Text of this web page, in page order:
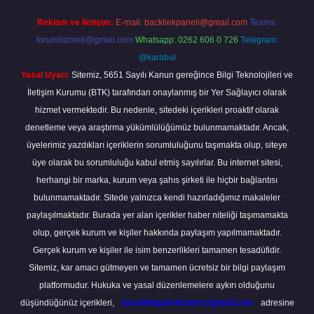
Reklam ve İletişim: E-mail: backlinkpaneli@gmail.com Teams:
forumhizmeti@gmail.com Whatsapp: 0262 606 0 726 Telegram:
@karabul
Yasal Uyarı: Sitemiz, 5651 Sayılı Kanun gereğince Bilgi Teknolojileri ve
İletişim Kurumu (BTK) tarafından onaylanmış bir Yer Sağlayıcı olarak
hizmet vermektedir. Bu nedenle, sitedeki içerikleri proaktif olarak
denetleme veya araştırma yükümlülüğümüz bulunmamaktadır. Ancak,
üyelerimiz yazdıkları içeriklerin sorumluluğunu taşımakta olup, siteye
üye olarak bu sorumluluğu kabul etmiş sayılırlar. Bu internet sitesi,
herhangi bir marka, kurum veya şahıs şirketi ile hiçbir bağlantısı
bulunmamaktadır. Sitede yalnızca kendi hazırladığımız makaleler
paylaşılmaktadır. Burada yer alan içerikler haber niteliği taşımamakta
olup, gerçek kurum ve kişiler hakkında paylaşım yapılmamaktadır.
Gerçek kurum ve kişiler ile isim benzerlikleri tamamen tesadüfidir.
Sitemiz, kar amacı gütmeyen ve tamamen ücretsiz bir bilgi paylaşım
platformudur. Hukuka ve yasal düzenlemelere aykırı olduğunu
düşündüğünüz içerikleri,
backlinkpanelicomtr@gmail.com adresine